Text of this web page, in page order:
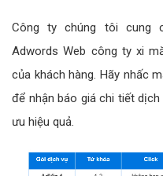
Công ty chúng tôi cung
Adwords Web công ty xi
của khách hàng. Hãy nhấc
để nhận báo giá chi tiết
ưu hiệu quả.